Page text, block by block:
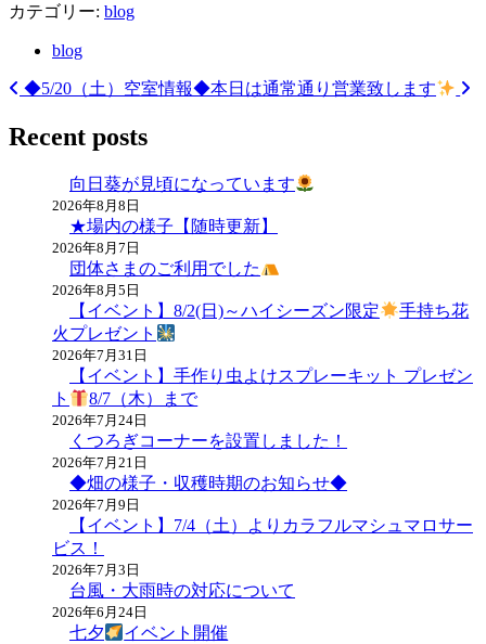
カテゴリー: blog
blog
投
稿
◆5/20（土）空室情報◆本日は通常通り営業致します
Recent posts
向日葵が見頃になっています
2026年8月8日
★場内の様子【随時更新】
2026年8月7日
団体さまのご利用でした
2026年8月5日
【イベント】8/2(日)～ハイシーズン限定
手持ち花
火プレゼント
2026年7月31日
【イベント】手作り虫よけスプレーキット プレゼン
ト
8/7（木）まで
2026年7月24日
くつろぎコーナーを設置しました！
2026年7月21日
◆畑の様子・収穫時期のお知らせ◆
2026年7月9日
【イベント】7/4（土）よりカラフルマシュマロサー
ビス！
2026年7月3日
台風・大雨時の対応について
2026年6月24日
七夕 イベント開催